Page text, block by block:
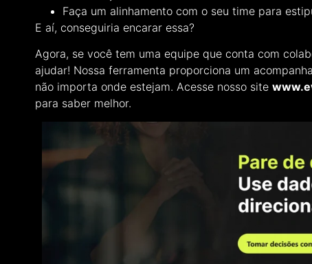
Faça um alinhamento com o seu time para
E aí, conseguiria encarar essa?
Agora, se você tem uma equipe que conta com
ajudar! Nossa ferramenta proporciona um
não importa onde estejam. Acesse nosso site
para saber melhor.